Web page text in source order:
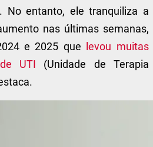
No entanto, ele tranquiliza a
nas últimas semanas,
e 2025 que
levou muitas
UTI (Unidade de Terapia